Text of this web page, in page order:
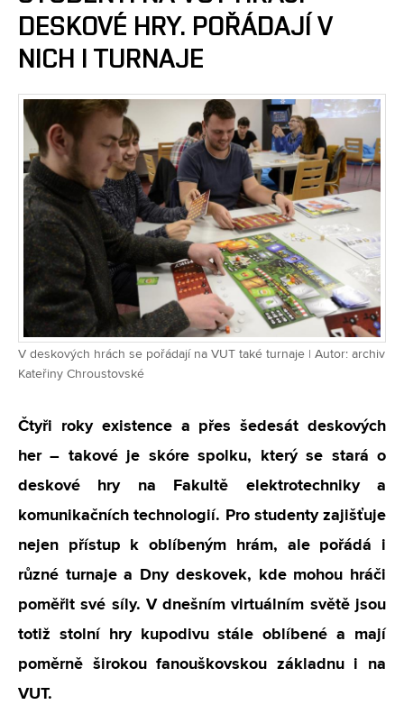
DESKOVÉ HRY. POŘÁDAJÍ V
NICH I TURNAJE
V deskových hrách se pořádají na VUT také turnaje | Autor: archiv
Kateřiny Chroustovské
Čtyři roky existence a přes šedesát deskových
her – takové je skóre spolku, který se stará o
deskové hry na Fakultě elektrotechniky a
komunikačních technologií. Pro studenty zajišťuje
nejen přístup k oblíbeným hrám, ale pořádá i
různé turnaje a Dny deskovek, kde mohou hráči
poměřit své síly. V dnešním virtuálním světě jsou
totiž stolní hry kupodivu stále oblíbené a mají
poměrně širokou fanouškovskou základnu i na
VUT.